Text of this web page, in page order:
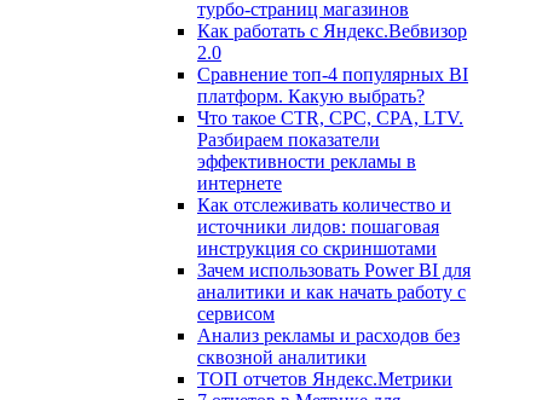
турбо-страниц магазинов
Как работать с Яндекс.Вебвизор
2.0
Сравнение топ-4 популярных BI
платформ. Какую выбрать?
Что такое CTR, CPC, CPA, LTV.
Разбираем показатели
эффективности рекламы в
интернете
Как отслеживать количество и
источники лидов: пошаговая
инструкция со скриншотами
Зачем использовать Power BI для
аналитики и как начать работу с
сервисом
Анализ рекламы и расходов без
сквозной аналитики
ТОП отчетов Яндекс.Метрики